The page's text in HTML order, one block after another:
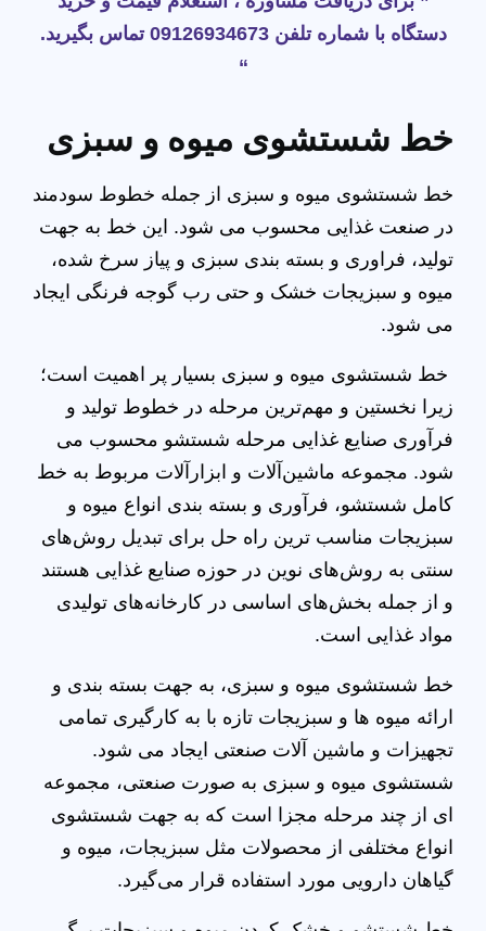
دستگاه با شماره تلفن 09126934673 تماس بگیرید.
“
خط شستشوی میوه و سبزی
خط شستشوی میوه و سبزی از جمله خطوط سودمند
در صنعت غذایی محسوب می شود. این خط به جهت
تولید، فراوری و بسته بندی سبزی و پیاز سرخ شده،
میوه و سبزیجات خشک و حتی رب گوجه فرنگی ایجاد
می شود.
خط شستشوی میوه و سبزی بسیار پر اهمیت است؛
زیرا نخستین و مهم‌ترین مرحله در خطوط تولید و
فرآوری صنایع غذایی مرحله شستشو محسوب می
شود. مجموعه ماشین‌آلات و ابزارآلات مربوط به خط
کامل شستشو، فرآوری و بسته بندی انواع میوه و
سبزیجات مناسب ترین راه حل برای تبدیل روش‌های
سنتی به روش‌های نوین در حوزه صنایع غذایی هستند
و از جمله بخش‌های اساسی در کارخانه‌های تولیدی
مواد غذایی است.
خط شستشوی میوه و سبزی، به جهت بسته بندی و
ارائه میوه ها و سبزیجات تازه با به کارگیری تمامی
تجهیزات و ماشین آلات صنعتی ایجاد می شود.
شستشوی میوه و سبزی به صورت صنعتی، مجموعه
ای از چند مرحله مجزا است که به جهت شستشوی
انواع مختلفی از محصولات مثل سبزیجات، میوه و
گیاهان دارویی مورد استفاده قرار می‌گیرد.